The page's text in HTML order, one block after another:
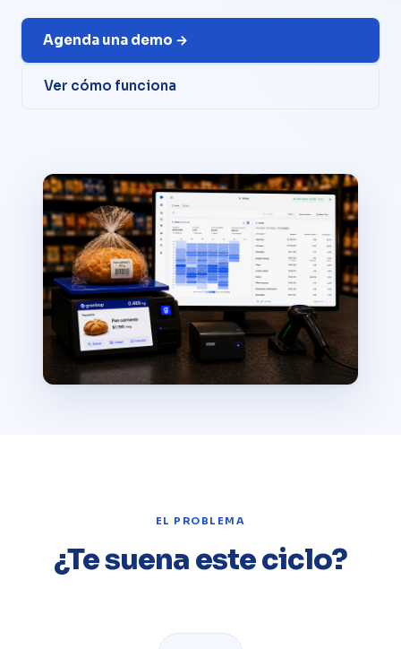
Agenda una demo →
Ver cómo funciona
EL PROBLEMA
¿Te suena este ciclo?